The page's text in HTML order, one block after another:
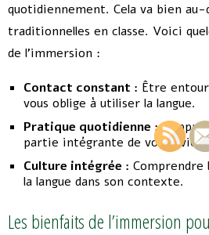
quotidiennement. Cela va bien au-
traditionnelles en classe. Voici
de l’immersion :
Contact constant : Être
vous oblige à utiliser la langue.
Pratique quotidienne :
partie intégrante de votre vie.
Culture intégrée : Comprendre
la langue dans son contexte.
Les bienfaits de l’immersion